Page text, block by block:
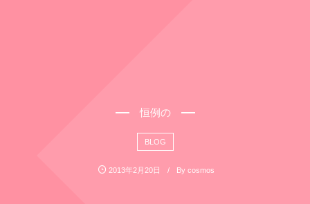
恒例の
BLOG
2013年2月20日 By cosmos